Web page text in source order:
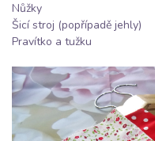
Nůžky
Šicí stroj (popřípadě jehly)
Pravítko a tužku